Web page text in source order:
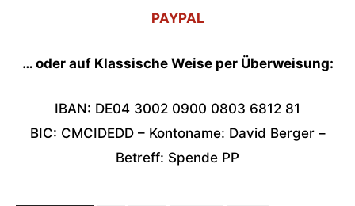
PAYPAL
… oder auf Klassische Weise per Überweisung:
IBAN: DE04 3002 0900 0803 6812 81
BIC: CMCIDEDD – Kontoname: David Berger –
Betreff: Spende PP